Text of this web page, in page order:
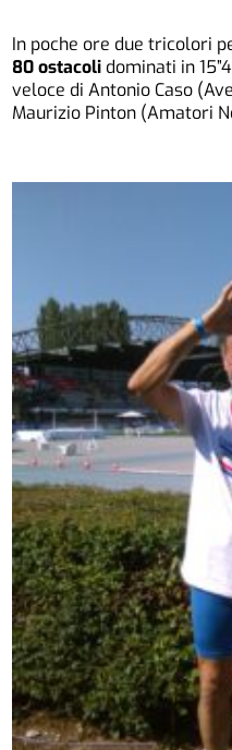
In poche ore due tricolori
80 ostacoli dominati in
veloce di Antonio Caso
Maurizio Pinton (Amatori